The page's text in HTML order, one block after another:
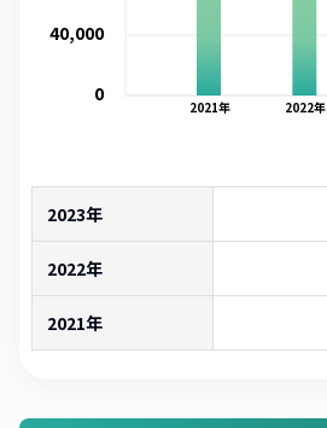
2021年 2022年
0
40,000
2023年
2022年
2021年